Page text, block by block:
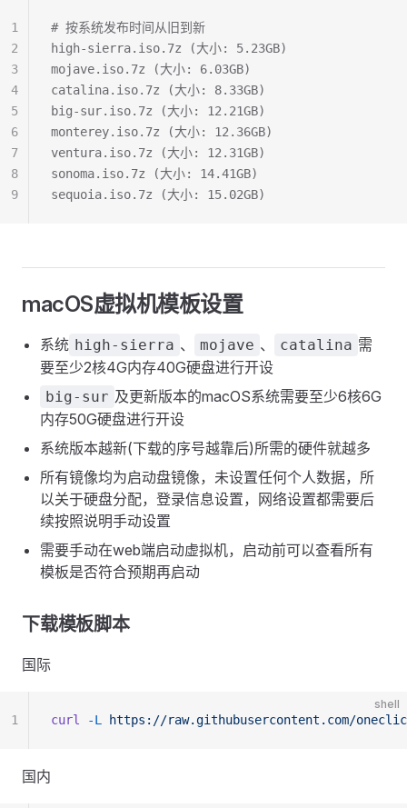
# 按系统发布时间从旧到新
high-sierra.iso.7z (大小: 5.23GB)
mojave.iso.7z (大小: 6.03GB)
catalina.iso.7z (大小: 8.33GB)
big‑sur.iso.7z (大小: 12.21GB)
monterey.iso.7z (大小: 12.36GB)
ventura.iso.7z (大小: 12.31GB)
sonoma.iso.7z (大小: 14.41GB)
sequoia.iso.7z (大小: 15.02GB)
1
2
3
4
5
6
7
8
9
macOS虚拟机模板设置
系统 high-sierra 、 mojave 、 catalina 需
要至少2核4G内存40G硬盘进行开设
big‑sur 及更新版本的macOS系统需要至少6核6G
内存50G硬盘进行开设
系统版本越新(下载的序号越靠后)所需的硬件就越多
所有镜像均为启动盘镜像，未设置任何个人数据，所
以关于硬盘分配，登录信息设置，网络设置都需要后
续按照说明手动设置
需要手动在web端启动虚拟机，启动前可以查看所有
模板是否符合预期再启动
下载模板脚本
国际
shell
curl -L https://raw.githubusercontent.com/
1
国内